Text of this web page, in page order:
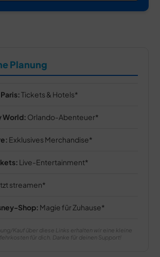
Planung
Tickets & Hotels
World: Orlando-Abenteuer
Exklusives Merchandise
Live-Entertainment
streamen
Shop: Magie für Zuhause
Kauf über diese Links erhalten wir eine kleine
für dich. Danke für deinen Support!